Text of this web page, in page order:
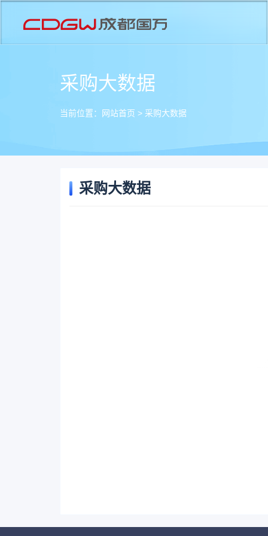
采购大数据
当前位置： 网站首页 > 采购大数据
采购大数据